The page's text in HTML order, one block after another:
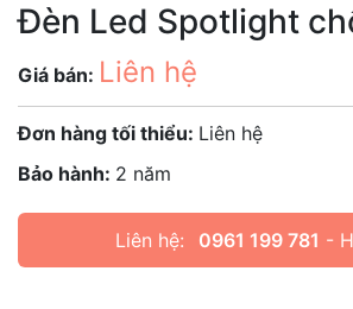
Đèn Led Spotlight
Giá bán: Liên hệ
Đơn hàng tối thiểu: Liên hệ
Bảo hành: 2 năm
Liên hệ: 0961 199 781 -